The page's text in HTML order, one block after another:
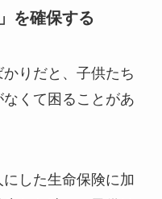
を確保する
りだと、子供たち
くて困ることがあ
した生命保険に加